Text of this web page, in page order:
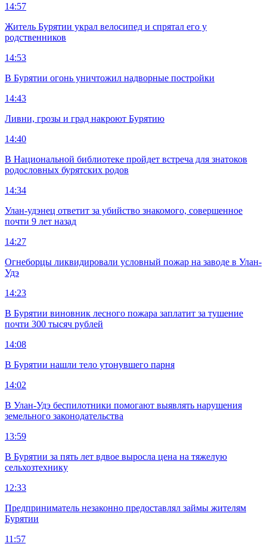
14:57
Житель Бурятии украл велосипед и спрятал его у
родственников
14:53
В Бурятии огонь уничтожил надворные постройки
14:43
Ливни, грозы и град накроют Бурятию
14:40
В Национальной библиотеке пройдет встреча для знатоков
родословных бурятских родов
14:34
Улан-удэнец ответит за убийство знакомого, совершенное
почти 9 лет назад
14:27
Огнеборцы ликвидировали условный пожар на заводе в Улан-
Удэ
14:23
В Бурятии виновник лесного пожара заплатит за тушение
почти 300 тысяч рублей
14:08
В Бурятии нашли тело утонувшего парня
14:02
В Улан-Удэ беспилотники помогают выявлять нарушения
земельного законодательства
13:59
В Бурятии за пять лет вдвое выросла цена на тяжелую
сельхозтехнику
12:33
Предприниматель незаконно предоставлял займы жителям
Бурятии
11:57